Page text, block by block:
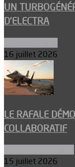
UN
D’ELECTRA
16 juillet 2026
LE RAFALE
COLLABORATIF
15 juillet 2026